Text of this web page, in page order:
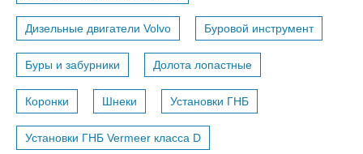
Дизельные двигатели Volvo Буровой инструмент
Буры и забурники Долота лопастные
Коронки Шнеки Установки ГНБ
Установки ГНБ Vermeer класса D